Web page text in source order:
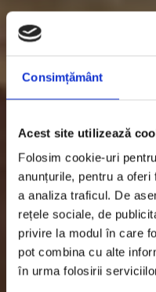
Consimțământ
Acest site utilizează
Folosim cookie-uri
anunțurile, pentru a
a analiza traficul. De
rețele sociale, de
privire la modul în care
pot combina cu alte
în urma folosirii